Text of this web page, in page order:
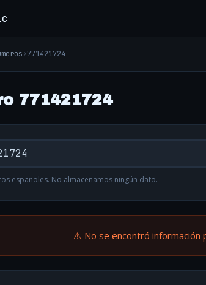
›771421724
771421724
españoles. No almacenamos ningún dato.
⚠️ No se encontró información